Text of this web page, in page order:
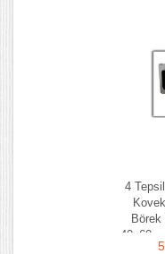
4
Börek
40x60